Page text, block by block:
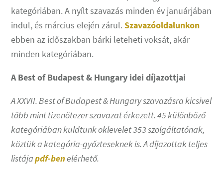
kategóriában. A nyílt szavazás minden év januárjában
indul, és március elején zárul.Szavazóoldalunkon
ebben az időszakban bárki leteheti voksát, akár
minden kategóriában.
A Best of Budapest & Hungary idei díjazottjai
A XXVII. Best of Budapest & Hungary szavazásra kicsivel
több mint tizenötezer szavazat érkezett. 45 különböző
kategóriában küldtünk oklevelet 353 szolgáltatónak,
köztük a kategória-győzteseknek is. A díjazottak teljes
listájapdf-benelérhető.